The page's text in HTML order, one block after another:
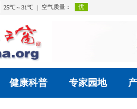
健康科普 专家园地